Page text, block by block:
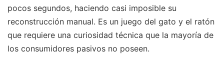
pocos segundos, haciendo casi imposible su
reconstrucción manual. Es un juego del gato y el ratón
que requiere una curiosidad técnica que la mayoría de
los consumidores pasivos no poseen.